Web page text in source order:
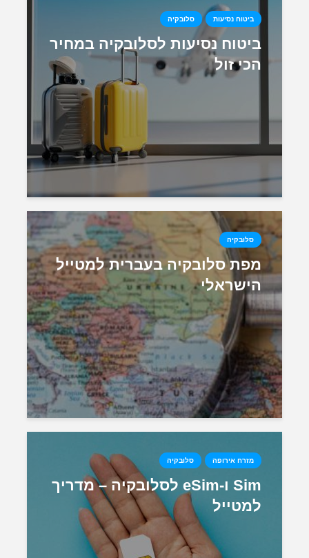
ביטוח נסיעות סלובקיה
ביטוח נסיעות לסלובקיה במחיר
הכי זול
סלובקיה
מפת סלובקיה בעברית למטייל
הישראלי
מזרח אירופה סלובקיה
Sim ו-eSim לסלובקיה – מדריך
למטייל